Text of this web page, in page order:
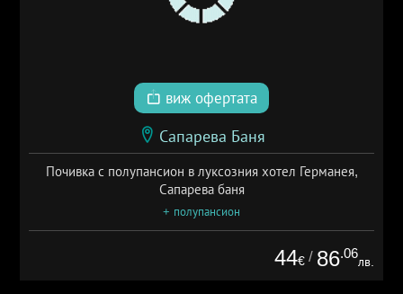
виж офертата
Сапарева Баня
Почивка с полупансион в луксозния хотел Германея,
Сапарева баня
+ полупансион
44€ / 86.06
лв.